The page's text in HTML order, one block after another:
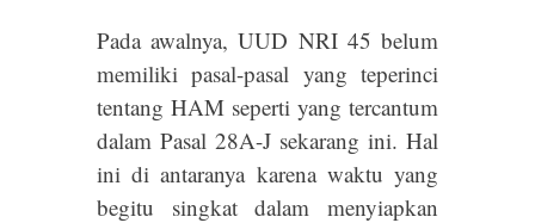
Pada awalnya, UUD NRI 45 belum
memiliki pasal-pasal yang teperinci
tentang HAM seperti yang tercantum
dalam Pasal 28A-J sekarang ini. Hal
ini di antaranya karena waktu yang
begitu singkat dalam menyiapkan